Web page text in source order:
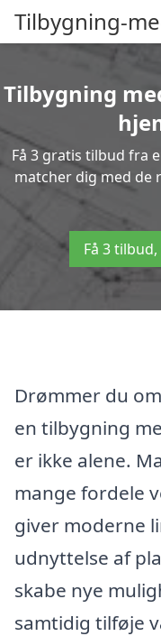
Tilbygning-
Tilbygning
Få 3 gratis tilbud fra
matcher dig med de
Få 3
Drømmer du
en tilbygning
er ikke alene.
mange fordele
giver moderne
udnyttelse af
skabe nye
samtidig tilføje